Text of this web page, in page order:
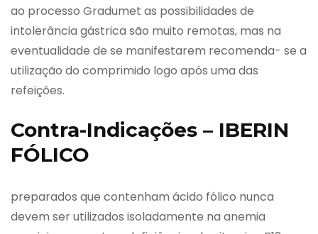
ao processo Gradumet as possibilidades de
intolerância gástrica são muito remotas, mas na
eventualidade de se manifestarem recomenda- se a
utilização do comprimido logo após uma das
refeições.
Contra-Indicações – IBERIN
FÓLICO
preparados que contenham ácido fólico nunca
devem ser utilizados isoladamente na anemia